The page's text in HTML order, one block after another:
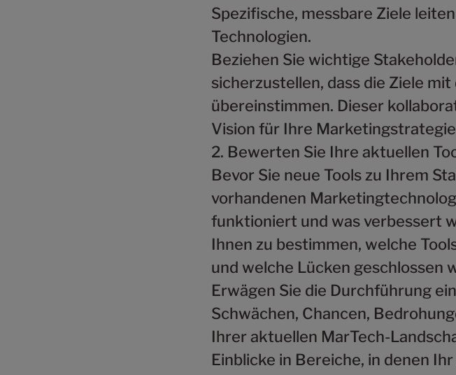
Spezifische, messbare Ziele
Technologien.
Beziehen Sie wichtige
sicherzustellen, dass die Ziele
übereinstimmen. Dieser
Vision für Ihre
2. Bewerten Sie Ihre aktuellen
Bevor Sie neue Tools zu Ihrem
vorhandenen
funktioniert und was verbessert
Ihnen zu bestimmen, welche
und welche Lücken geschlossen
Erwägen Sie die Durchführung
Schwächen, Chancen,
Ihrer aktuellen MarTech-
Einblicke in Bereiche, in denen